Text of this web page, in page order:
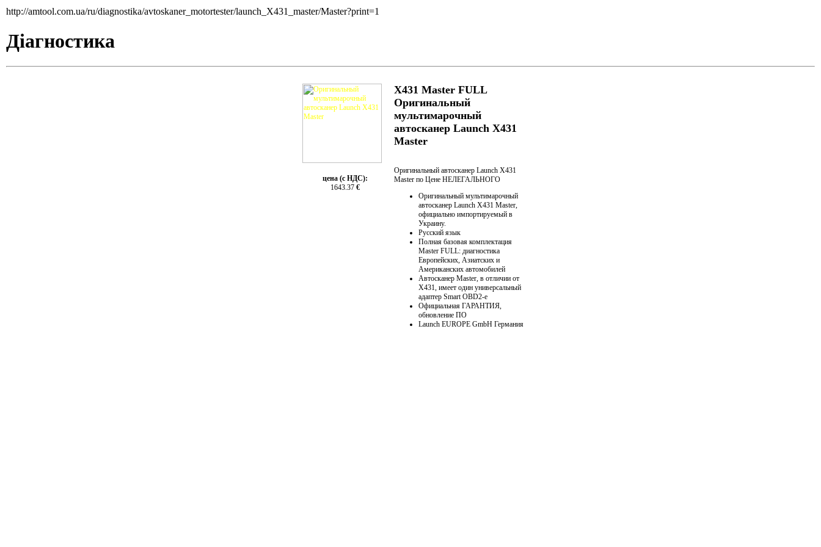
http://amtool.com.ua/ru/diagnostika/avtoskaner_motortester/launch_X431_master/Master?print=1
Діагностика
цена (с НДС):
1643.37 €
X431 Master FULL
Оригинальный
мультимарочный
автосканер Launch X431
Master
Оригинальный автосканер Launch X431
Master по Цене НЕЛЕГАЛЬНОГО
Оригинальный мультимарочный
автосканер Launch X431 Master,
официально импортируемый в
Украину.
Русский язык
Полная базовая комплектация
Master FULL: диагностика
Европейских, Азиатских и
Американских автомобилей
Автосканер Master, в отличии от
X431, имеет один универсальный
адаптер Smart ОBD2-e
Официальная ГАРАНТИЯ,
обновление ПО
Launch EUROPE GmbH Германия